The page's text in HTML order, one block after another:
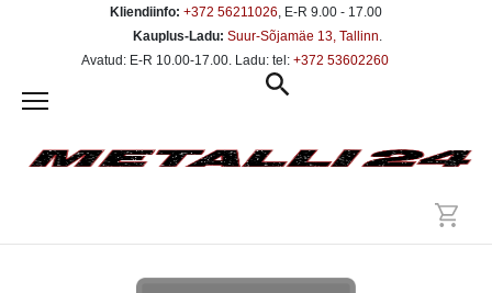
Kliendiinfo: +372 56211026, E-R 9.00 - 17.00
Kauplus-Ladu: Suur-Sõjamäe 13, Tallinn.
Avatud: E-R 10.00-17.00. Ladu: tel: +372 53602260